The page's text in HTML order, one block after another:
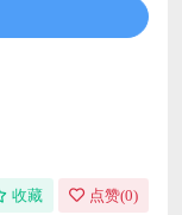
收藏 点赞(0)